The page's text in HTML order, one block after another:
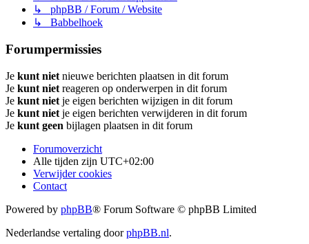
↳ phpBB / Forum / Website
↳ Babbelhoek
Forumpermissies
Je kunt niet nieuwe berichten plaatsen in dit forum
Je kunt niet reageren op onderwerpen in dit forum
Je kunt niet je eigen berichten wijzigen in dit forum
Je kunt niet je eigen berichten verwijderen in dit forum
Je kunt geen bijlagen plaatsen in dit forum
Forumoverzicht
Alle tijden zijn UTC+02:00
Verwijder cookies
Contact
Powered by phpBB® Forum Software © phpBB Limited
Nederlandse vertaling doorphpBB.nl.